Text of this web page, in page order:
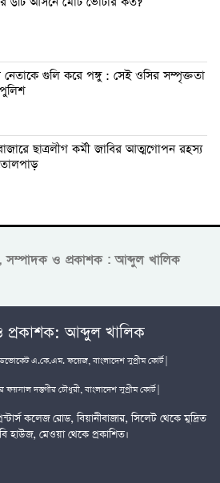
নেতাকে গুলি করে পঙ্গু : সেই ওসির সম্পৃক্ততা
ছাত্রলীগ কর্মী জাবির আত্মগোপন রহস্য
সম্পাদক ও প্রকাশক : আব্দুল খালিক
আব্দুল খালিক
এ.কে.এম. ফয়েজ, বাংলাদেশ সুপ্রীম কোর্ট |
ফয়সাল দস্তগীর চৌধুরী, বাংলাদেশ সুপ্রীম কোর্ট |
কলেজ রোড, বিয়ানীবাজার, সিলেট থেকে মুদ্রিত
হাউজ, মেওয়া থেকে প্রকাশিত।